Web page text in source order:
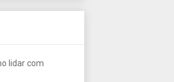
lidar com